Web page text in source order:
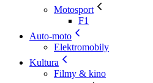
Motosport
F1
Auto-moto
Elektromobily
Kultura
Filmy & kino